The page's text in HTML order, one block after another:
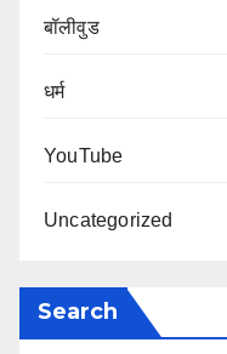
बॉलीवुड
धर्म
YouTube
Uncategorized
Search